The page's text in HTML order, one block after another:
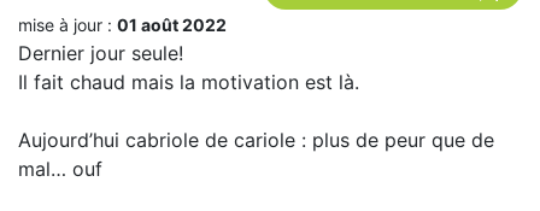
mise à jour : 01 août 2022
Dernier jour seule!
Il fait chaud mais la motivation est là.
Aujourd’hui cabriole de cariole : plus de peur que de
mal… ouf